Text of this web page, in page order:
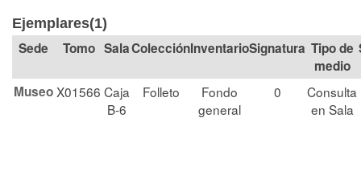
Ejemplares(1)
Tomo SalaColección Signatura Tipo de
medio
MuseoX01566 Caja
B-6
Folleto
Fondo
general
0
Consulta
en Sala